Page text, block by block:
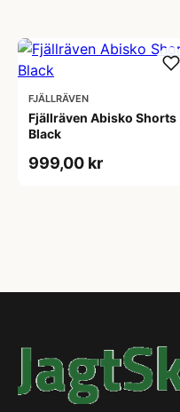
FJÄLLRÄVEN
Fjällräven Abisko Shorts
Black
999,00 kr